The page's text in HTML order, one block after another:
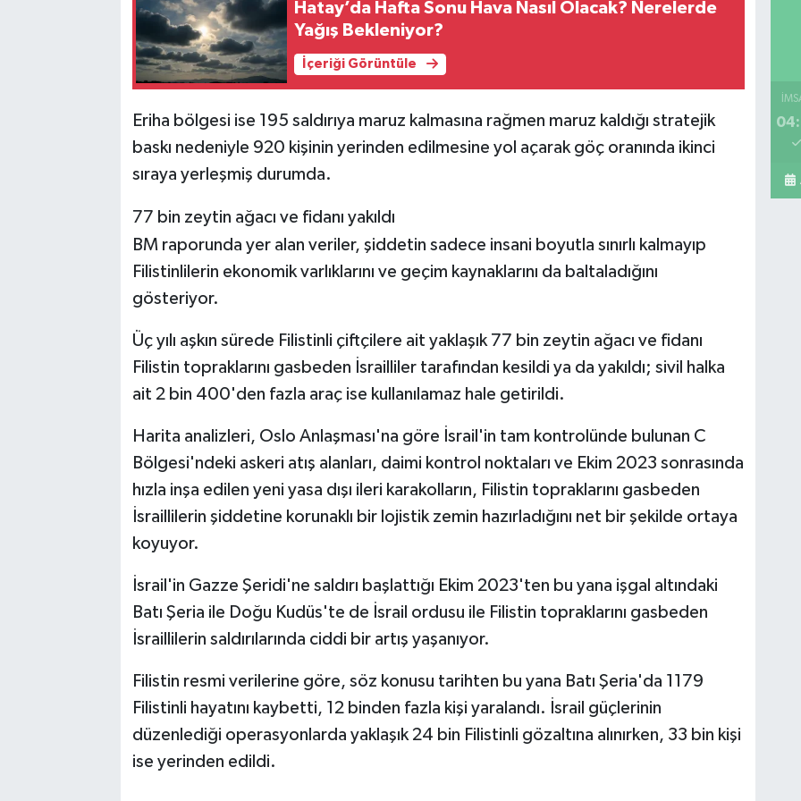
Hatay’da Hafta Sonu Hava Nasıl Olacak? Nerelerde
Yağış Bekleniyor?
İçeriği Görüntüle
Eriha bölgesi ise 195 saldırıya maruz kalmasına rağmen maruz kaldığı stratejik
baskı nedeniyle 920 kişinin yerinden edilmesine yol açarak göç oranında ikinci
sıraya yerleşmiş durumda.
77 bin zeytin ağacı ve fidanı yakıldı
BM raporunda yer alan veriler, şiddetin sadece insani boyutla sınırlı kalmayıp
Filistinlilerin ekonomik varlıklarını ve geçim kaynaklarını da baltaladığını
gösteriyor.
Üç yılı aşkın sürede Filistinli çiftçilere ait yaklaşık 77 bin zeytin ağacı ve fidanı
Filistin topraklarını gasbeden İsrailliler tarafından kesildi ya da yakıldı; sivil halka
ait 2 bin 400'den fazla araç ise kullanılamaz hale getirildi.
Harita analizleri, Oslo Anlaşması'na göre İsrail'in tam kontrolünde bulunan C
Bölgesi'ndeki askeri atış alanları, daimi kontrol noktaları ve Ekim 2023 sonrasında
hızla inşa edilen yeni yasa dışı ileri karakolların, Filistin topraklarını gasbeden
İsraillilerin şiddetine korunaklı bir lojistik zemin hazırladığını net bir şekilde ortaya
koyuyor.
İsrail'in Gazze Şeridi'ne saldırı başlattığı Ekim 2023'ten bu yana işgal altındaki
Batı Şeria ile Doğu Kudüs'te de İsrail ordusu ile Filistin topraklarını gasbeden
İsraillilerin saldırılarında ciddi bir artış yaşanıyor.
Filistin resmi verilerine göre, söz konusu tarihten bu yana Batı Şeria'da 1179
Filistinli hayatını kaybetti, 12 binden fazla kişi yaralandı. İsrail güçlerinin
düzenlediği operasyonlarda yaklaşık 24 bin Filistinli gözaltına alınırken, 33 bin kişi
ise yerinden edildi.
A